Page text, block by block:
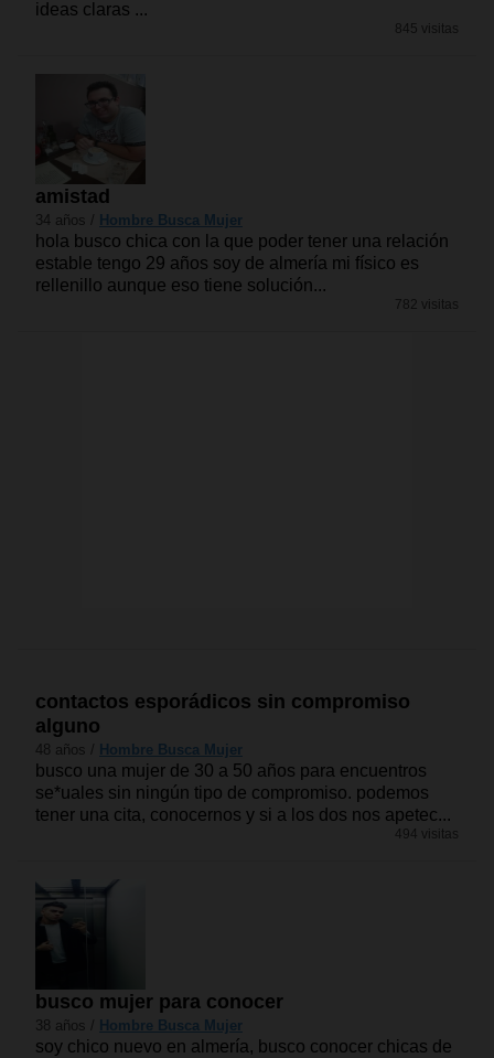
ideas claras ...
845 visitas
amistad
34 años / Hombre Busca Mujer
hola busco chica con la que poder tener una relación
estable tengo 29 años soy de almería mi físico es
rellenillo aunque eso tiene solución...
782 visitas
contactos esporádicos sin compromiso
alguno
48 años / Hombre Busca Mujer
busco una mujer de 30 a 50 años para encuentros
se*uales sin ningún tipo de compromiso. podemos
tener una cita, conocernos y si a los dos nos apetec...
494 visitas
busco mujer para conocer
38 años / Hombre Busca Mujer
soy chico nuevo en almería, busco conocer chicas de